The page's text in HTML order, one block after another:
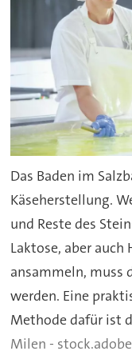
Das Baden im
Käseherstellung.
und Reste des
Laktose, aber
ansammeln, muss
werden. Eine
Methode dafür ist
Milen -